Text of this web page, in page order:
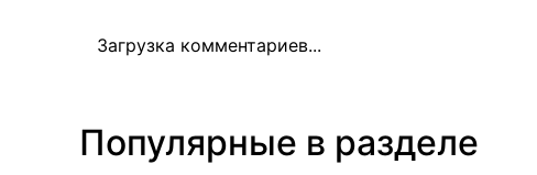
Загрузка комментариев...
Популярные в разделе